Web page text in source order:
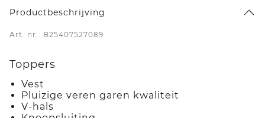
Productbeschrijving
Art. nr.: B25407527089
Toppers
Vest
Pluizige veren garen kwaliteit
V-hals